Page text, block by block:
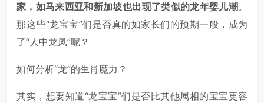
家，如马来西亚和新加坡也出现了类似的龙年婴儿潮。
那这些“龙宝宝”们是否真的如家长们的预期一般，成为
了“人中龙凤”呢？
如何分析“龙”的生肖魔力？
其实，想要知道“龙宝宝”们是否比其他属相的宝宝更容